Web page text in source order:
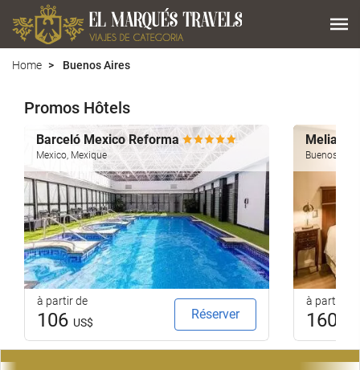
Home Buenos Aires
Promos Hôtels
Barceló Mexico Reforma
Mexico, Mexique
à partir de
106 US$
Réserver
Melia
Buenos
à partir de
160